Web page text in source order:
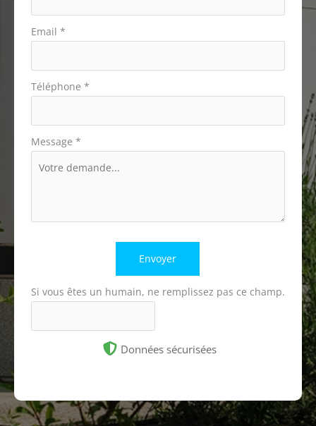
Email *
Téléphone *
Message *
Envoyer
Si vous êtes un humain, ne remplissez pas ce champ.
Données sécurisées